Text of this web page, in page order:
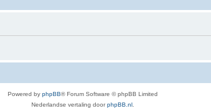
Powered by phpBB® Forum Software © phpBB Limited
Nederlandse vertaling doorphpBB.nl